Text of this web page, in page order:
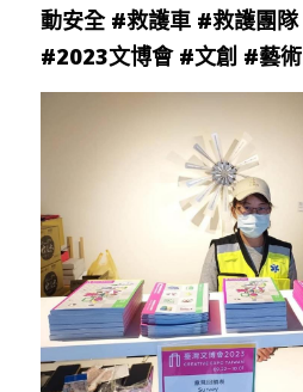
動安全 #救護車 #救護團隊
#2023文博會 #文創 #藝術